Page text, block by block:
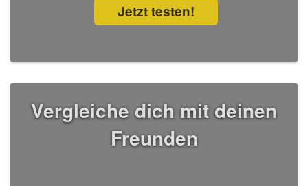
Jetzt testen!
Vergleiche dich mit deinen
Freunden